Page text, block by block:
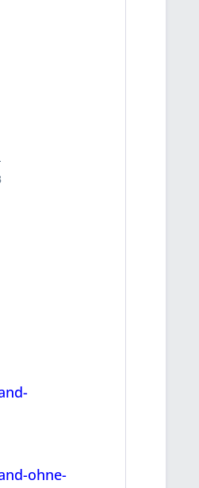
ohne-